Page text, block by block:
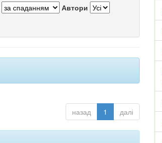
Автори
назад 1 далі